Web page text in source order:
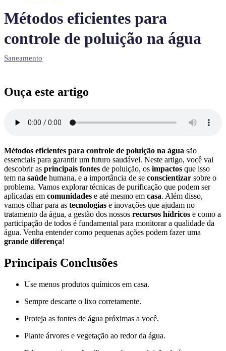
Métodos eficientes para
controle de poluição na água
Saneamento
Ouça este artigo
Métodos eficientes para controle de poluição na água são
essenciais para garantir um futuro saudável. Neste artigo, você vai
descobrir as principais fontes de poluição, os impactos que isso
tem na saúde humana, e a importância de se conscientizar sobre o
problema. Vamos explorar técnicas de purificação que podem ser
aplicadas em comunidades e até mesmo em casa. Além disso,
vamos olhar para as tecnologias e inovações que ajudam no
tratamento da água, a gestão dos nossos recursos hídricos e como a
participação de todos é fundamental para monitorar a qualidade da
água. Venha entender como pequenas ações podem fazer uma
grande diferença!
Principais Conclusões
Use menos produtos químicos em casa.
Sempre descarte o lixo corretamente.
Proteja as fontes de água próximas a você.
Plante árvores e vegetação ao redor da água.